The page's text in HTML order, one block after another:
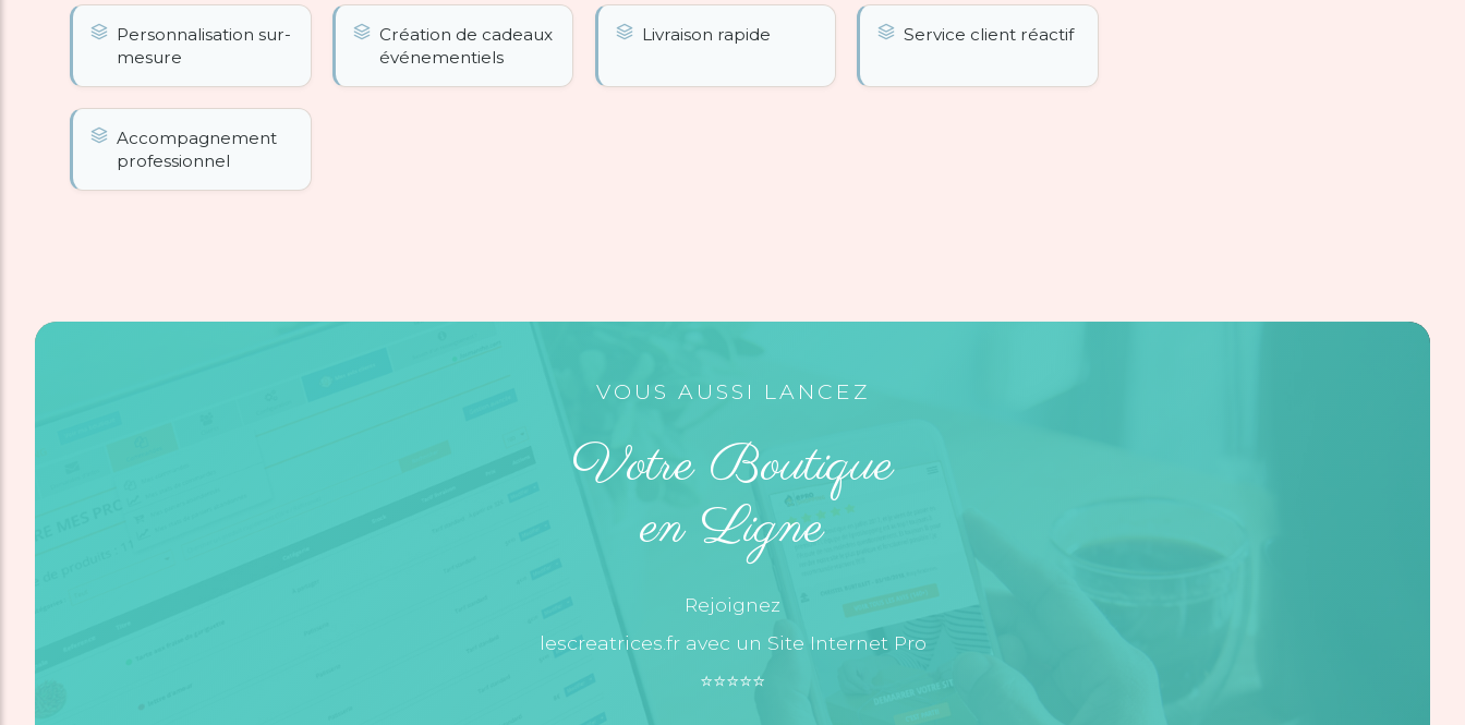
Personnalisation sur-
mesure
Création de cadeaux
événementiels
Livraison rapide Service client réactif
Accompagnement
professionnel
VOUS AUSSI LANCEZ
Votre Boutique
en Ligne
Rejoignez
lescreatrices.fr avec un Site Internet Pro
⭐️⭐️⭐️⭐️⭐️